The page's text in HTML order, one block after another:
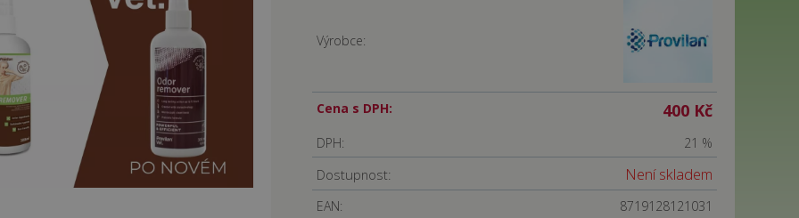
Výrobce:
Cena s DPH: 400 Kč
DPH: 21 %
Dostupnost: Není skladem
EAN: 8719128121031